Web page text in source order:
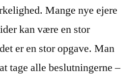
Mange nye ejere
kan være en stor
er en stor opgave. Man
tage alle beslutningerne –